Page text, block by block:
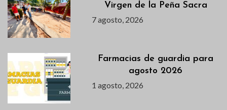
Virgen de la Peña Sacra
7 agosto, 2026
Farmacias de guardia para
agosto 2026
1 agosto, 2026